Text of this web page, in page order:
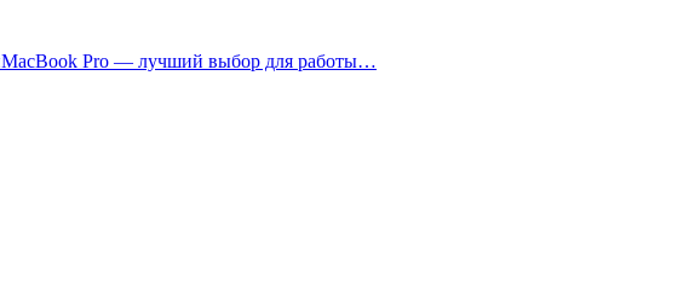
MacBook Pro — лучший выбор для работы…